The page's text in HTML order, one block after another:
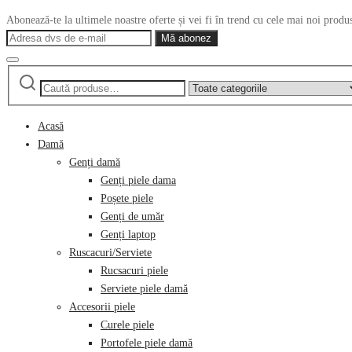
Abonează-te la ultimele noastre oferte și vei fi în trend cu cele mai noi
Caută
după:
Narrow
by
Acasă
Damă
Genți damă
Genți piele dama
Poșete piele
Genți de umăr
Genți laptop
Ruscacuri/Serviete
Rucsacuri piele
Serviete piele damă
Accesorii piele
Curele piele
Portofele piele damă